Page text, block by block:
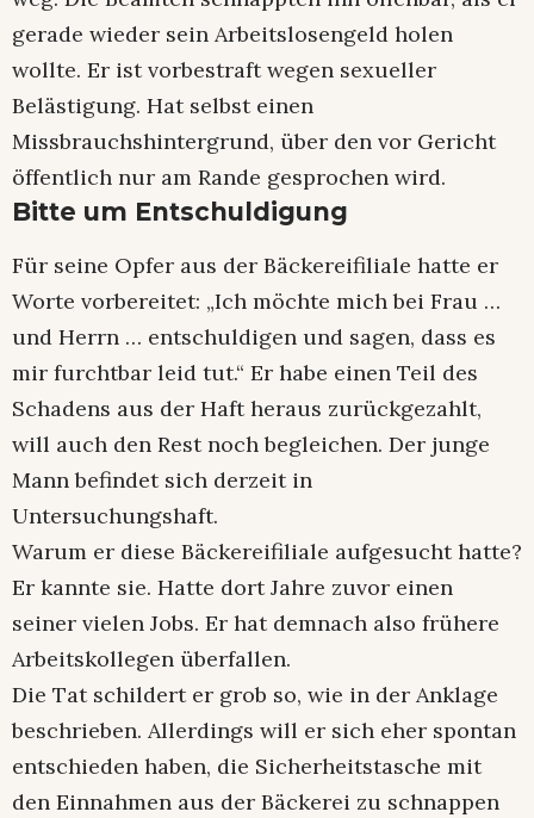
gerade wieder sein Arbeitslosengeld holen
wollte. Er ist vorbestraft wegen sexueller
Belästigung. Hat selbst einen
Missbrauchshintergrund, über den vor Gericht
öffentlich nur am Rande gesprochen wird.
Bitte um Entschuldigung
Für seine Opfer aus der Bäckereifiliale hatte er
Worte vorbereitet: „Ich möchte mich bei Frau …
und Herrn … entschuldigen und sagen, dass es
mir furchtbar leid tut.“ Er habe einen Teil des
Schadens aus der Haft heraus zurückgezahlt,
will auch den Rest noch begleichen. Der junge
Mann befindet sich derzeit in
Untersuchungshaft.
Warum er diese Bäckereifiliale aufgesucht hatte?
Er kannte sie. Hatte dort Jahre zuvor einen
seiner vielen Jobs. Er hat demnach also frühere
Arbeitskollegen überfallen.
Die Tat schildert er grob so, wie in der Anklage
beschrieben. Allerdings will er sich eher spontan
entschieden haben, die Sicherheitstasche mit
den Einnahmen aus der Bäckerei zu schnappen